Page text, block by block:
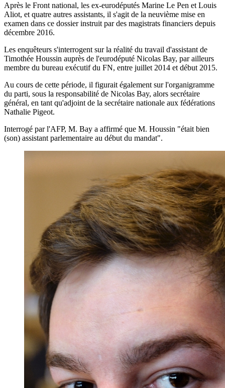
Après le Front national, les ex-eurodéputés Marine Le Pen et Louis
Aliot, et quatre autres assistants, il s'agit de la neuvième mise en
examen dans ce dossier instruit par des magistrats financiers depuis
décembre 2016.
Les enquêteurs s'interrogent sur la réalité du travail d'assistant de
Timothée Houssin auprès de l'eurodéputé Nicolas Bay, par ailleurs
membre du bureau exécutif du FN, entre juillet 2014 et début 2015.
Au cours de cette période, il figurait également sur l'organigramme
du parti, sous la responsabilité de Nicolas Bay, alors secrétaire
général, en tant qu'adjoint de la secrétaire nationale aux fédérations
Nathalie Pigeot.
Interrogé par l'AFP, M. Bay a affirmé que M. Houssin "était bien
(son) assistant parlementaire au début du mandat".